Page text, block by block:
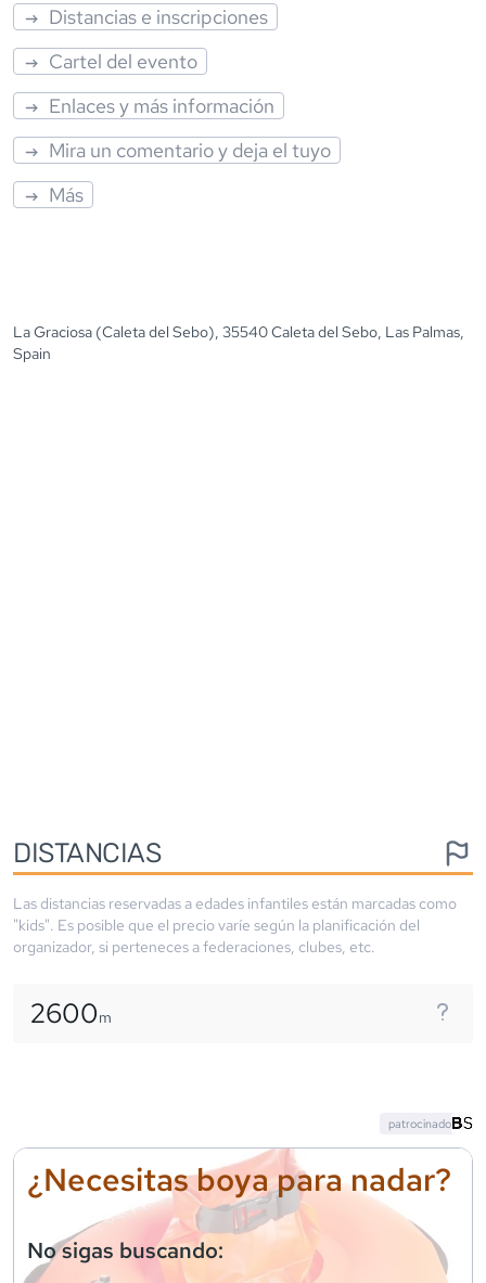
Distancias e inscripciones
Cartel del evento
Enlaces y más información
Mira un comentario y deja el tuyo
Más
La Graciosa (Caleta del Sebo), 35540 Caleta del Sebo, Las Palmas,
Spain
DISTANCIAS
Las distancias reservadas a edades infantiles están marcadas como
"kids". Es posible que el precio varíe según la planificación del
organizador, si perteneces a federaciones, clubes, etc.
2600m
¿Necesitas boya para nadar?
No sigas buscando:
patrocinado